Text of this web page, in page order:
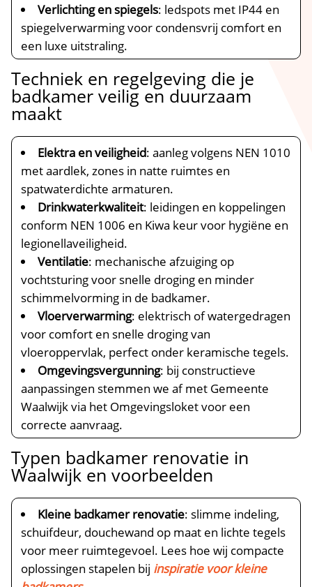
Verlichting en spiegels: ledspots met IP44 en
spiegelverwarming voor condensvrij comfort en
een luxe uitstraling.​
Techniek en regelgeving die je
badkamer veilig en duurzaam
maakt
Elektra en veiligheid: aanleg volgens NEN 1010
met aardlek, zones in natte ruimtes en
spatwaterdichte armaturen.​
Drinkwaterkwaliteit: leidingen en koppelingen
conform NEN 1006 en Kiwa keur voor hygiëne en
legionellaveiligheid.​
Ventilatie: mechanische afzuiging op
vochtsturing voor snelle droging en minder
schimmelvorming in de badkamer.​
Vloerverwarming: elektrisch of watergedragen
voor comfort en snelle droging van
vloeroppervlak, perfect onder keramische tegels.​
Omgevingsvergunning: bij constructieve
aanpassingen stemmen we af met Gemeente
Waalwijk via het Omgevingsloket voor een
correcte aanvraag.​
Typen badkamer renovatie in
Waalwijk en voorbeelden
Kleine badkamer renovatie: slimme indeling,
schuifdeur, douchewand op maat en lichte tegels
voor meer ruimtegevoel.​ Lees hoe wij compacte
oplossingen stapelen bij inspiratie voor kleine